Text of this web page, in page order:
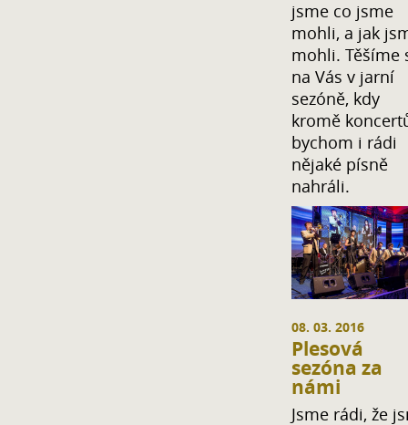
jsme co jsme
mohli, a jak
mohli. Těšíme
na Vás v jarní
sezóně, kdy
kromě
bychom i rádi
nějaké písně
nahráli.
08. 03. 2016
Plesová
sezóna za
námi
Jsme rádi, že